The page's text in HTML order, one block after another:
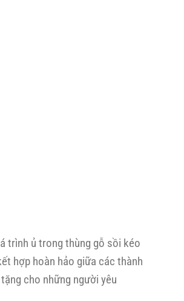
trình ủ trong thùng gỗ sồi kéo
hợp hoàn hảo giữa các thành
cho những người yêu